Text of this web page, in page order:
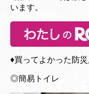
います。
♦︎買ってよかった防
◎簡易トイレ